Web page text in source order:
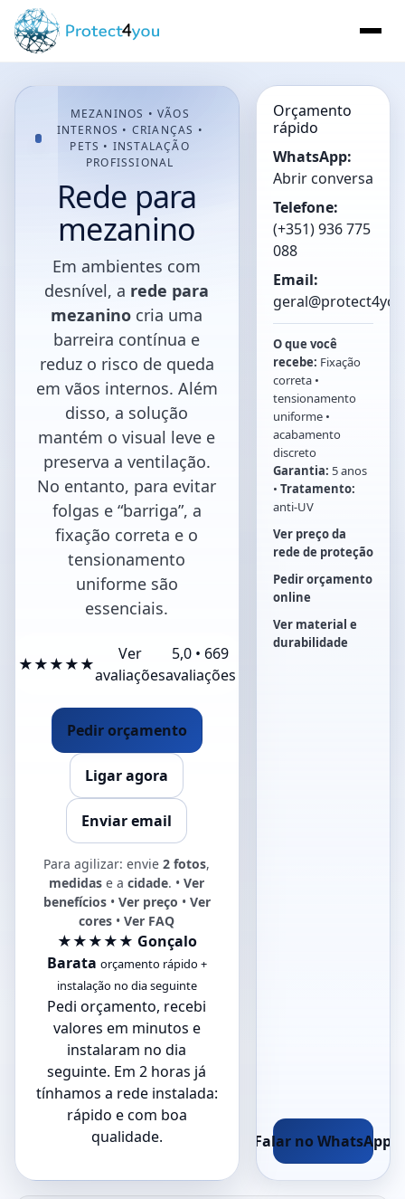
MEZANINOS • VÃOS
INTERNOS • CRIANÇAS •
PETS • INSTALAÇÃO
PROFISSIONAL
Rede para
mezanino
Em ambientes com
desnível, a rede para
mezanino cria uma
barreira contínua e
reduz o risco de queda
em vãos internos. Além
disso, a solução
mantém o visual leve e
preserva a ventilação.
No entanto, para evitar
folgas e “barriga”, a
fixação correta e o
tensionamento
uniforme são
essenciais.
★★★★★
Ver
avaliações
5,0 • 669
avaliações
Pedir orçamento
Ligar agora
Enviar email
Para agilizar: envie2 fotos,
medidas e acidade. •Ver
benefícios• Ver preço • Ver
cores •Ver FAQ
★★★★★ Gonçalo
Barata orçamento rápido +
instalação no dia seguinte
Pedi orçamento, recebi
valores em minutos e
instalaram no dia
seguinte. Em 2 horas já
tínhamos a rede instalada:
rápido e com boa
qualidade.
Orçamento
rápido
WhatsApp:
Abrir conversa
Telefone:
(+351) 936 775
088
Email:
O que você
recebe: Fixação
correta •
tensionamento
uniforme •
acabamento
discreto
Garantia: 5 anos
• Tratamento:
anti-UV
Ver preço da
rede de proteção
Pedir orçamento
online
Ver material e
durabilidade
Falar no WhatsApp